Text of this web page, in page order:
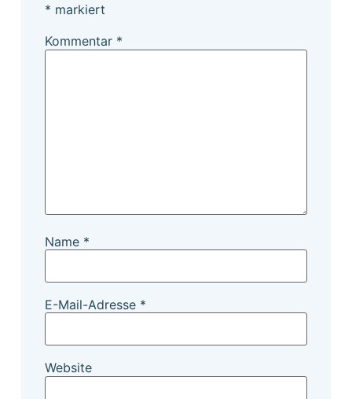
* markiert
Kommentar *
Name *
E-Mail-Adresse *
Website